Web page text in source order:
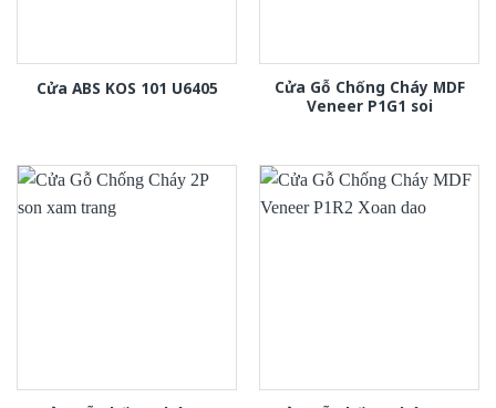
Cửa ABS KOS 101 U6405
Cửa Gỗ Chống Cháy MDF
Veneer P1G1 soi